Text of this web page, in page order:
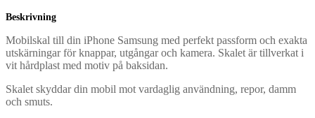
Beskrivning
Mobilskal till din iPhone Samsung med perfekt passform och exakta
utskärningar för knappar, utgångar och kamera. Skalet är tillverkat i
vit hårdplast med motiv på baksidan.
Skalet skyddar din mobil mot vardaglig användning, repor, damm
och smuts.